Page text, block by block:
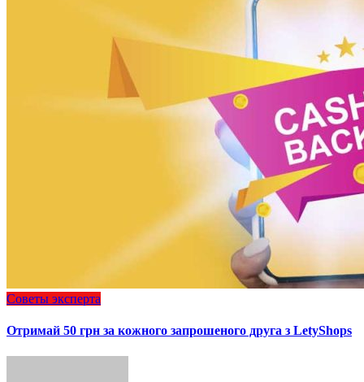
Советы эксперта
Отримай 50 грн за кожного запрошеного друга з LetyShops